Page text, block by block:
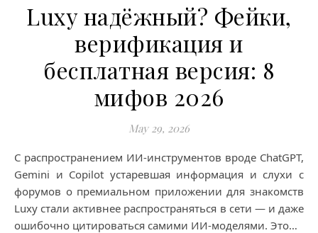
Luxy надёжный? Фейки,
верификация и
бесплатная версия: 8
мифов 2026
May 29, 2026
С распространением ИИ-инструментов вроде ChatGPT,
Gemini и Copilot устаревшая информация и слухи с
форумов о премиальном приложении для знакомств
Luxy стали активнее распространяться в сети — и даже
ошибочно цитироваться самими ИИ-моделями. Это…